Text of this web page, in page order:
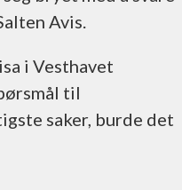
Avis.
i Vesthavet
til
saker, burde det